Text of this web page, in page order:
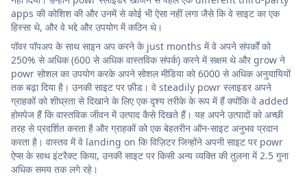
apps की कोशिश की और उनमें से कोई भी ऐसा नहीं लगा जैसे कि वे साइट का एक
हिस्सा थे, और वे भद्दे और उपयोग में कठिन थे।
पॉवर पॉपअप के साथ साइन अप करने के just months में वे अपने संपर्कों को
250% से अधिक (600 से अधिक वास्तविक संपर्क) करने में सक्षम थे और grow ने
powr सोशल का उपयोग करके अपने सोशल मीडिया को 6000 से अधिक अनुयायियों
तक बढ़ा दिया है। उनकी साइट पर फ़ीड। वे steadily powr स्लाइडर अपने
ग्राहकों को शीघ्रता से दिखाने के लिए एक दृश्य तरीके के रूप में हैं क्योंकि वे added
होमपेज हैं कि वास्तविक जीवन में उत्पाद कैसे दिखते हैं। यह अपने उत्पादों को अच्छी
तरह से प्रदर्शित करता है और ग्राहकों को एक बेहतरीन ऑन-साइट अनुभव प्रदान
करता है। वास्तव में वे landing on कि विज़िटर जिन्होंने अपनी साइट पर powr
ऐप्स के साथ इंटरैक्ट किया, उनकी साइट पर किसी अन्य व्यक्ति की तुलना में 2.5 गुना
अधिक समय तक लगे रहे।